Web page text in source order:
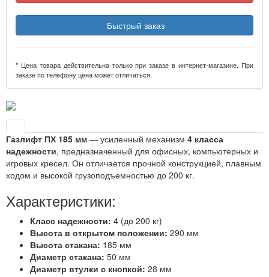
Быстрый заказ
* Цена товара действительна только при заказе в интернет-магазине. При
заказе по телефону цена может отличаться.
Газлифт ПХ 185 мм — усиленный механизм 4 класса
надежности, предназначенный для офисных, компьютерных и
игровых кресел. Он отличается прочной конструкцией, плавным
ходом и высокой грузоподъемностью до 200 кг.
Характеристики:
Класс надежности: 4 (до 200 кг)
Высота в открытом положении: 290 мм
Высота стакана: 185 мм
Диаметр стакана: 50 мм
Диаметр втулки с кнопкой: 28 мм